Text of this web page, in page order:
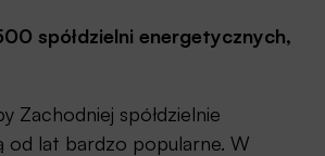
spółdzielni energetycznych,
Zachodniej spółdzielnie
od lat bardzo popularne. W